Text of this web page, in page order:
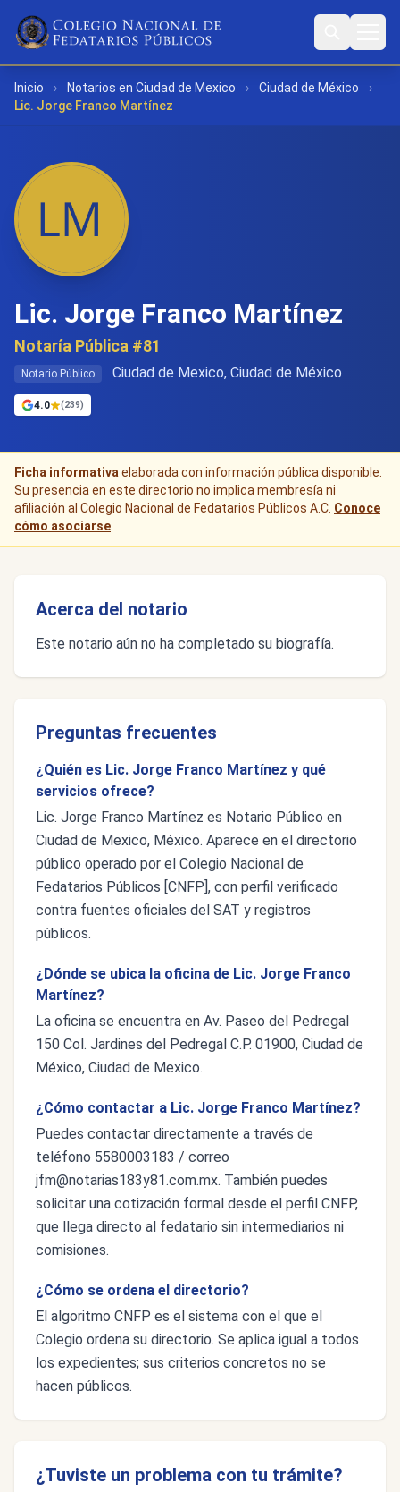
Inicio › Notarios en Ciudad de Mexico › Ciudad de México
›
Lic. Jorge Franco Martínez
Lic. Jorge Franco Martínez
Notaría Pública #81
Notario Público Ciudad de Mexico, Ciudad de México
4.0 (239)
Ficha informativa elaborada con información pública disponible.
Su presencia en este directorio no implica membresía ni
afiliación al Colegio Nacional de Fedatarios Públicos A.C. Conoce
cómo asociarse
Acerca del notario
Este notario aún no ha completado su biografía.
Preguntas frecuentes
¿Quién es Lic. Jorge Franco Martínez y qué
servicios ofrece?
Lic. Jorge Franco Martínez es Notario Público en
Ciudad de Mexico, México. Aparece en el directorio
público operado por el Colegio Nacional de
Fedatarios Públicos [CNFP], con perfil verificado
contra fuentes oficiales del SAT y registros
públicos.
¿Dónde se ubica la oficina de Lic. Jorge Franco
Martínez?
La oficina se encuentra en Av. Paseo del Pedregal
150 Col. Jardines del Pedregal C.P. 01900, Ciudad de
México, Ciudad de Mexico.
¿Cómo contactar a Lic. Jorge Franco Martínez?
Puedes contactar directamente a través de
teléfono 5580003183 / correo
jfm@notarias183y81.com.mx. También puedes
solicitar una cotización formal desde el perfil CNFP,
que llega directo al fedatario sin intermediarios ni
comisiones.
¿Cómo se ordena el directorio?
El algoritmo CNFP es el sistema con el que el
Colegio ordena su directorio. Se aplica igual a todos
los expedientes; sus criterios concretos no se
hacen públicos.
¿Tuviste un problema con tu trámite?